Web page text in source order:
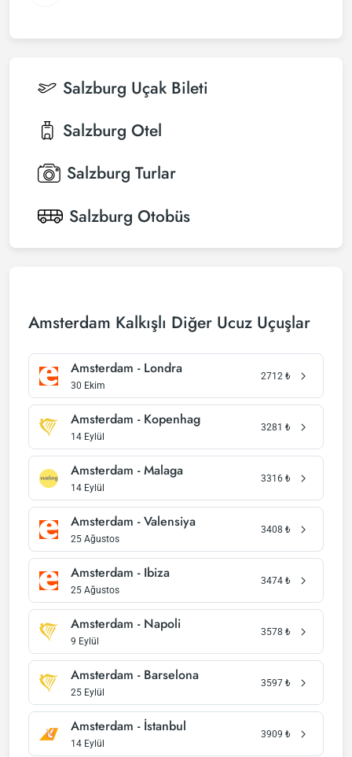
Salzburg Uçak Bileti
Salzburg Otel
Salzburg Turlar
Salzburg Otobüs
Amsterdam Kalkışlı Diğer Ucuz Uçuşlar
Amsterdam - Londra
30 Ekim
2712 ₺
Amsterdam - Kopenhag
14 Eylül
3281 ₺
Amsterdam - Malaga
14 Eylül
3316 ₺
Amsterdam - Valensiya
25 Ağustos
3408 ₺
Amsterdam - Ibiza
25 Ağustos
3474 ₺
Amsterdam - Napoli
9 Eylül
3578 ₺
Amsterdam - Barselona
25 Eylül
3597 ₺
Amsterdam - İstanbul
14 Eylül
3909 ₺